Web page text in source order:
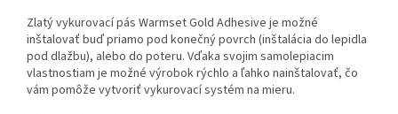
Zlatý vykurovací pás Warmset Gold Adhesive je možné
inštalovať buď priamo pod konečný povrch (inštalácia do lepidla
pod dlažbu), alebo do poteru. Vďaka svojim samolepiacim
vlastnostiam je možné výrobok rýchlo a ľahko nainštalovať, čo
vám pomôže vytvoriť vykurovací systém na mieru.